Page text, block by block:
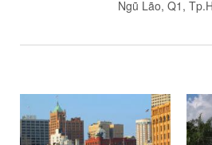
Ngũ Lão, Q1,